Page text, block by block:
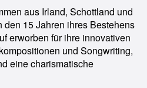
aus Irland, Schottland und
15 Jahren ihres Bestehens
erworben für ihre innovativen
und Songwriting,
eine charismatische